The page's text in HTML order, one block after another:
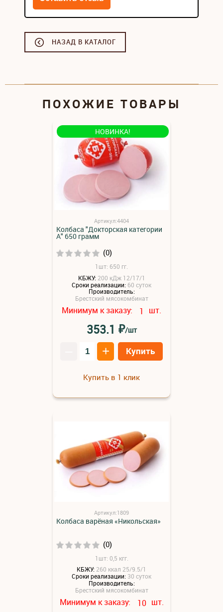
НАЗАД В КАТАЛОГ
ПОХОЖИЕ ТОВАРЫ
НОВИНКА!
Артикул:4404
Колбаса "Докторская категории
А" 650 грамм
(0)
1шт: 650 гг.
КБЖУ: 200 кДж 12/17/1
Сроки реализации: 60 суток
Производитель:
Брестский мясокомбинат
Минимум к заказу: 1 шт.
353.1 ₽/шт
+ Купить
Купить в 1 клик
Артикул:1809
Колбаса варёная «Никольская»
(0)
1шт: 0,5 кгг.
КБЖУ:260 ккал 25/9.5/1
Сроки реализации: 30 суток
Производитель:
Брестский мясокомбинат
Минимум к заказу: 10 шт.